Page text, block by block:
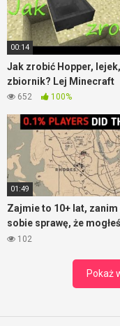
narzędziach,
modach i
wszystkich 10
w filmie.
00:14
Jak zrobić Hopper,
zbiornik? Lej Minecraft
652 100%
01:49
Zajmie to 10+ lat,
sobie sprawę, że
zrobić – RDR2
102
Pokaż